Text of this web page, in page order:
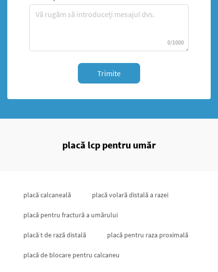
0/1000
Trimite
placă lcp pentru umăr
placă calcaneală placă volară distală a razei
placă pentru fractură a umărului
placă t de rază distală placă pentru raza proximală
placă de blocare pentru calcaneu